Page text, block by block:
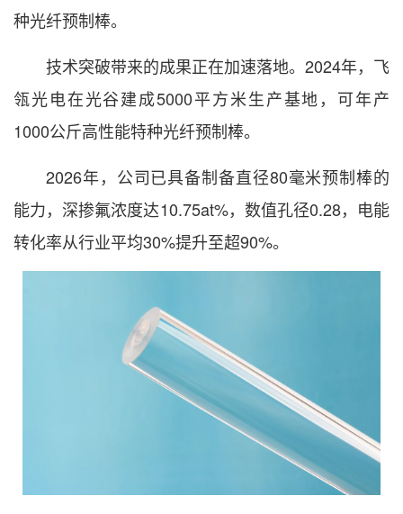
种光纤预制棒。
技术突破带来的成果正在加速落地。2024年，飞
瓴光电在光谷建成5000平方米生产基地，可年产
1000公斤高性能特种光纤预制棒。
2026年，公司已具备制备直径80毫米预制棒的
能力，深掺氟浓度达10.75at%，数值孔径0.28，电能
转化率从行业平均30%提升至超90%。